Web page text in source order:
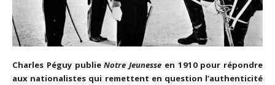
Charles Péguy publieNotre Jeunesse en 1910 pour répondre
aux nationalistes qui remettent en question l’authenticité